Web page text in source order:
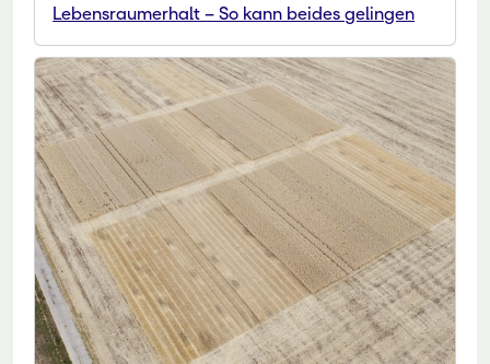
Lebensraumerhalt – So kann beides gelingen